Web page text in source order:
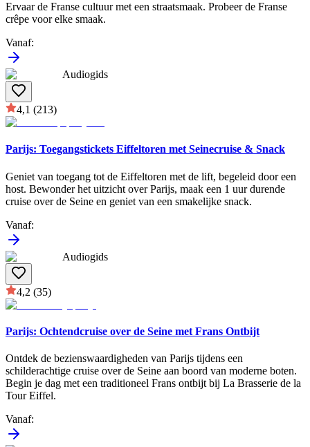
Ervaar de Franse cultuur met een straatsmaak. Probeer de Franse
crêpe voor elke smaak.
Vanaf:
Audiogids
4,1 (213)
Parijs: Toegangstickets Eiffeltoren met Seinecruise & Snack
Geniet van toegang tot de Eiffeltoren met de lift, begeleid door een
host. Bewonder het uitzicht over Parijs, maak een 1 uur durende
cruise over de Seine en geniet van een smakelijke snack.
Vanaf:
Audiogids
4,2 (35)
Parijs: Ochtendcruise over de Seine met Frans Ontbijt
Ontdek de bezienswaardigheden van Parijs tijdens een
schilderachtige cruise over de Seine aan boord van moderne boten.
Begin je dag met een traditioneel Frans ontbijt bij La Brasserie de la
Tour Eiffel.
Vanaf: